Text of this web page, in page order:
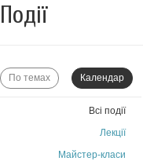
Події
По темах Календар
Всі події
Лекції
Майстер-класи